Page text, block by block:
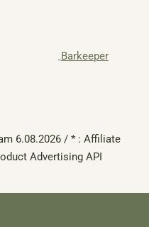
Barkeeper
6.08.2026 / * : Affiliate
Advertising API